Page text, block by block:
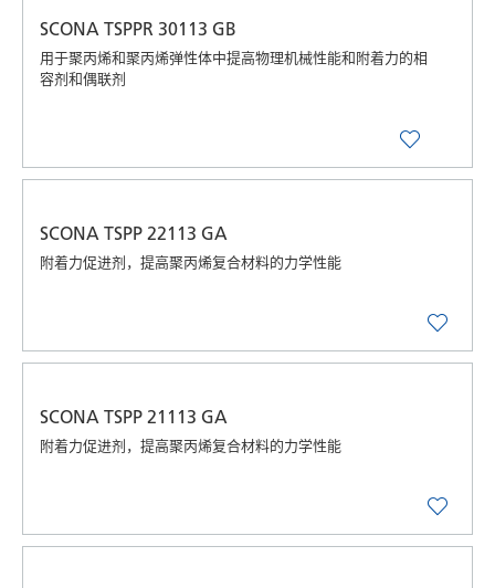
SCONA TSPPR 30113 GB
用于聚丙烯和聚丙烯弹性体中提高物理机械性能和附着力的相
容剂和偶联剂
SCONA TSPP 22113 GA
附着力促进剂，提高聚丙烯复合材料的力学性能
SCONA TSPP 21113 GA
附着力促进剂，提高聚丙烯复合材料的力学性能